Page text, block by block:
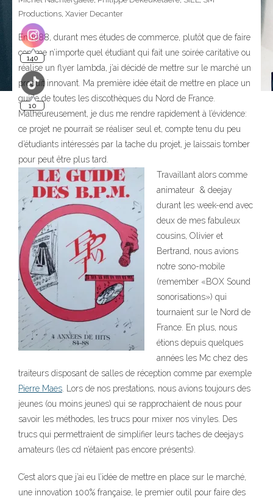
Productions, Xavier Decanter
En 1988, durant mes études de commerce, plutôt que de faire
comme n’importe quel étudiant qui fait une soirée caritative ou
réalise un flyer lambda, j’ai décidé de mettre sur le marché un
produit innovant. Ma première idée était de mettre en place un
guide de toutes les discothèques du Nord de France.
Malheureusement, je dus me rendre rapidement à l’évidence:
ce projet ne pourrait se réaliser seul et, compte tenu du peu
d’étudiants intéressés par la tache du projet, je laissais tomber
pour peut être plus tard.
Travaillant alors comme
animateur & deejay
durant les week-end avec
deux de mes fabuleux
cousins, Olivier et
Bertrand, nous avions
notre sono-mobile
(remember «BOX Sound
sonorisations») qui
tournaient sur le Nord de
France. En plus, nous
étions depuis quelques
années les Mc chez des
traiteurs disposant de salles de réception comme par exemple
Pierre Maes . Lors de nos prestations, nous avions toujours des
jeunes (ou moins jeunes) qui se rapprochaient de nous pour
savoir les méthodes, les trucs pour mixer nos vinyles. Des
trucs qui permettraient de simplifier leurs taches de deejays
amateurs (les cd n’étaient pas encore présents).
C’est alors que j’ai eu l’idée de mettre en place sur le marché,
une innovation 100% française, le premier outil pour faire des
140
10